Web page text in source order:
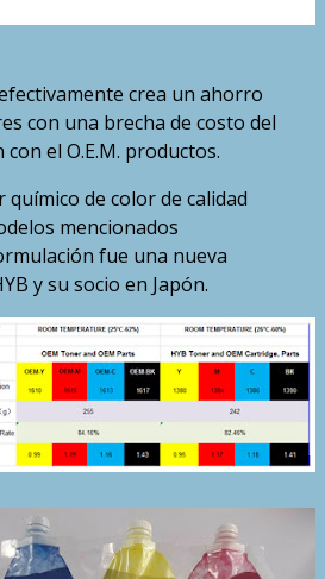
crea un ahorro
con una brecha de costo del
el O.E.M. productos.
químico de color de calidad
mencionados
fue una nueva
y su socio en Japón.